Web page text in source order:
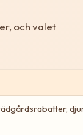
och valet